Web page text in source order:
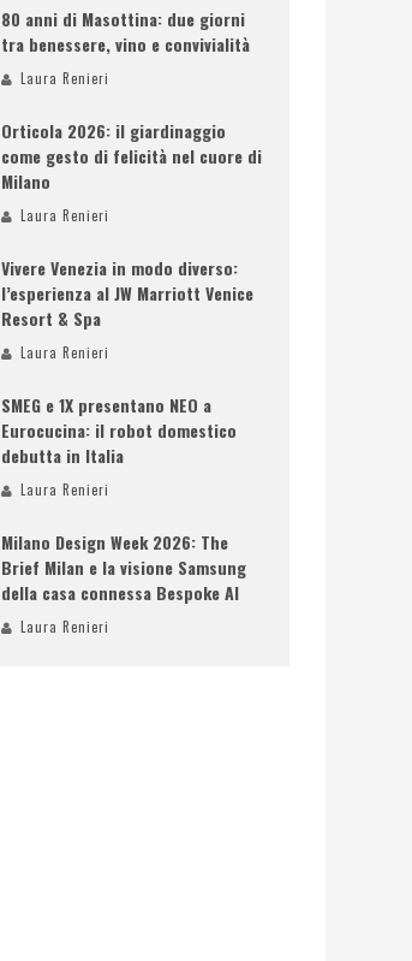
80 anni di Masottina: due giorni
tra benessere, vino e convivialità
Laura Renieri
Orticola 2026: il giardinaggio
come gesto di felicità nel cuore di
Milano
Laura Renieri
Vivere Venezia in modo diverso:
l’esperienza al JW Marriott Venice
Resort & Spa
Laura Renieri
SMEG e 1X presentano NEO a
Eurocucina: il robot domestico
debutta in Italia
Laura Renieri
Milano Design Week 2026: The
Brief Milan e la visione Samsung
della casa connessa Bespoke AI
Laura Renieri